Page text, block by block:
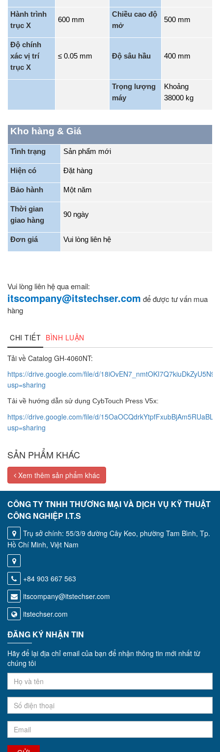
Hành trình
trục X
600 mm
Chiều cao độ
mở
500 mm
Độ chính
xác vị trí
trục X
≤ 0.05 mm Độ sâu hầu 400 mm
Trọng lượng
máy
Khoảng
38000 kg
Kho hàng & Giá
Tình trạng Sản phẩm mới
Hiện có Đặt hàng
Bảo hành Một năm
Thời gian
giao hàng
90 ngày
Đơn giá Vui lòng liên hệ
Vui lòng liên hệ qua email:
itscompany@itstechser.com để được tư vấn mua
hàng
CHI TIẾT BÌNH LUẬN
Tải về Catalog GH-4060NT:
https://drive.google.com/file/d/
usp=sharing
Tải về hướng dẫn sử dụng CybTouch Press V5x:
https://drive.google.com/file/d/
usp=sharing
SẢN PHẨM KHÁC
Xem thêm sản phẩm khác
CÔNG TY TNHH THƯƠNG MẠI VÀ DỊCH VỤ KỸ THUẬT
CÔNG NGHIỆP I.T.S
Trụ sở chính: 55/3/9 đường Cây Keo, phường Tam Bình, Tp.
Hồ Chí Minh, Việt Nam
+84 903 667 563
itscompany@itstechser.com
itstechser.com
ĐĂNG KÝ NHẬN TIN
Hãy để lại địa chỉ email của bạn để nhận thông tin mới nhất từ
chúng tôi